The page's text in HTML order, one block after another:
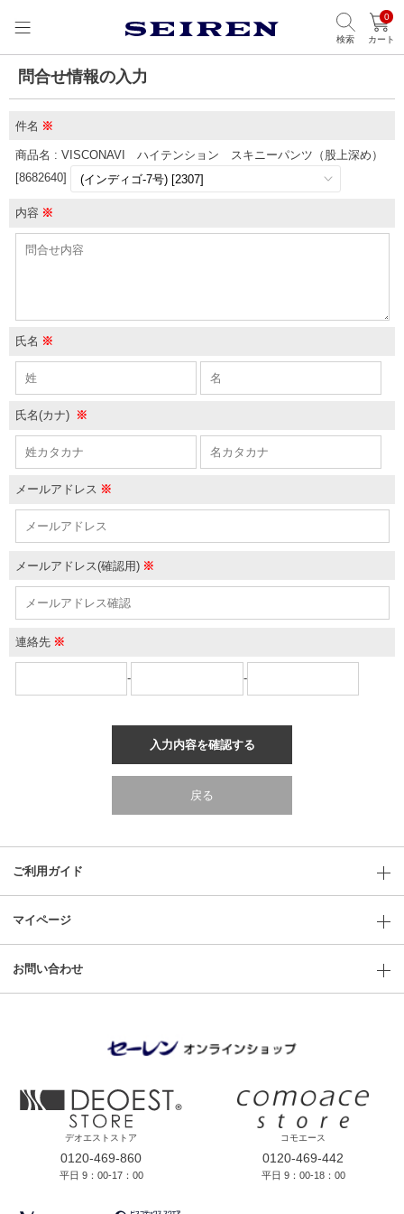
検索
0
カート
問合せ情報の入力
件名 ※
商品名 : VISCONAVI ハイテンション スキニーパンツ（股上深め）
[8682640]
内容 ※
氏名 ※
氏名(カナ) ※
メールアドレス ※
メールアドレス(確認用) ※
連絡先 ※
- -
入力内容を確認する
戻る
ご利用ガイド
マイページ
お問い合わせ
デオエストストア
0120-469-860
平日 9：00-17：00
コモエース
0120-469-442
平日 9：00-18：00